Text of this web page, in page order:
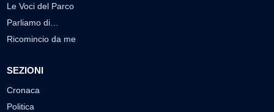
Le Voci del Parco
Parliamo di…
Ricomincio da me
SEZIONI
Cronaca
Politica